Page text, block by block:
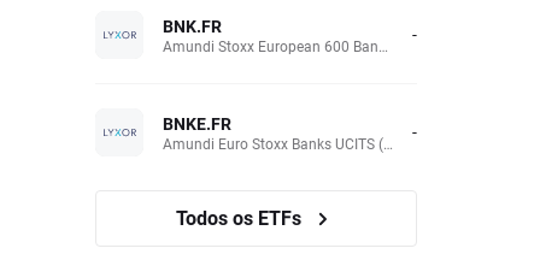
BNK.FR
Amundi Stoxx European 600 Banks UCITS(Acc EUR) -
BNKE.FR
Amundi Euro Stoxx Banks UCITS (Acc EUR) -
Todos os ETFs